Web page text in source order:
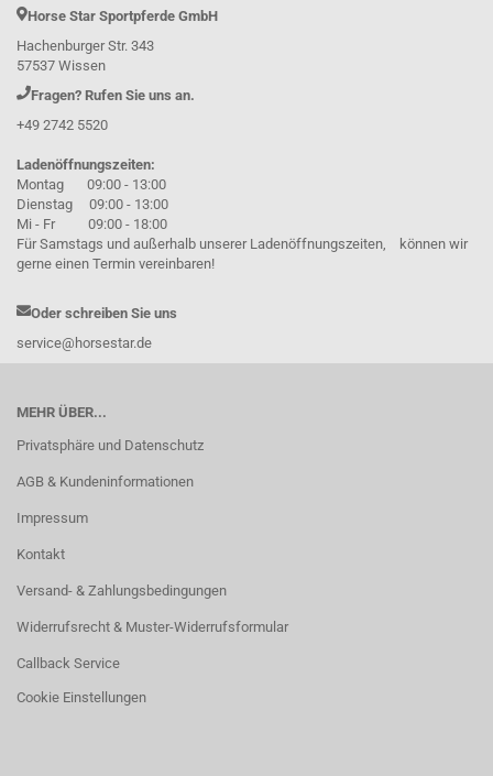
Horse Star Sportpferde GmbH
Hachenburger Str. 343
57537 Wissen
Fragen? Rufen Sie uns an.
+49 2742 5520
Ladenöffnungszeiten:
Montag 09:00 - 13:00
Dienstag 09:00 - 13:00
Mi - Fr 09:00 - 18:00
Für Samstags und außerhalb unserer Ladenöffnungszeiten, können wir
gerne einen Termin vereinbaren!
Oder schreiben Sie uns
service@horsestar.de
MEHR ÜBER...
Privatsphäre und Datenschutz
AGB & Kundeninformationen
Impressum
Kontakt
Versand- & Zahlungsbedingungen
Widerrufsrecht & Muster-Widerrufsformular
Callback Service
Cookie Einstellungen